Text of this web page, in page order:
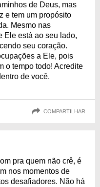
de Deus, mas
e tem um propósito
Mesmo nas
Ele está ao seu lado,
seu coração.
a Ele, pois
o tempo todo! Acredite
de você.
COMPARTILHAR
pra quem não crê, é
nos momentos de
desafiadores. Não há